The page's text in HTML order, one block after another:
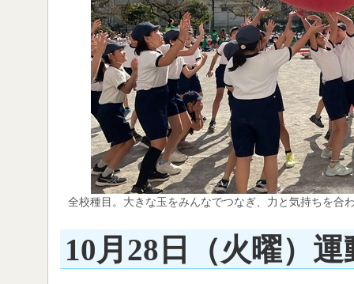
全校種目。大きな玉をみんなでつなぎ、力と気持ちを合
10月28日（火曜）